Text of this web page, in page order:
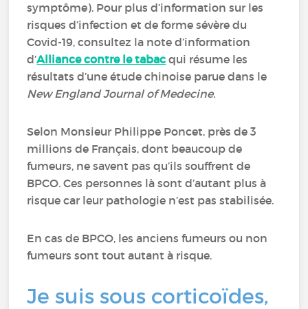
symptôme). Pour plus d’information sur les
risques d’infection et de forme sévère du
Covid-19, consultez la note d’information
d’Alliance contre le tabac qui résume les
résultats d’une étude chinoise parue dans le
New England Journal of Medecine.
Selon Monsieur Philippe Poncet, près de 3
millions de Français, dont beaucoup de
fumeurs, ne savent pas qu’ils souffrent de
BPCO. Ces personnes là sont d’autant plus à
risque car leur pathologie n’est pas stabilisée.
En cas de BPCO, les anciens fumeurs ou non
fumeurs sont tout autant à risque.
Je suis sous corticoïdes,